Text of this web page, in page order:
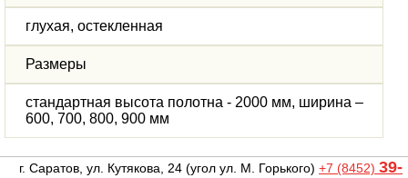
глухая, остекленная
Размеры
стандартная высота полотна - 2000 мм, ширина –
600, 700, 800, 900 мм
г. Саратов, ул. Кутякова, 24 (угол ул. М. Горького) +7 (8452) 39-